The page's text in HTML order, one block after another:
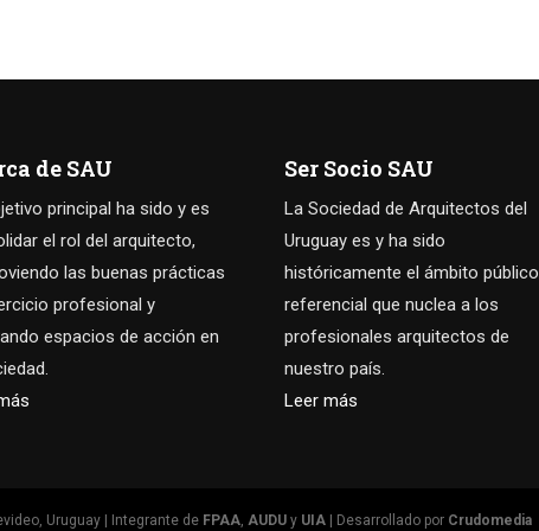
de SAU
principal ha sido y es
el rol del arquitecto,
las buenas prácticas
profesional y
espacios de acción en
Ser Socio SAU
La Sociedad de Arquitectos del
Uruguay es y ha sido
históricamente el ámbito público
referencial que nuclea a los
profesionales arquitectos de
nuestro país.
Leer más
Uruguay | Integrante de FPAA AUDU y UIA | Desarrollado por Crudomedia